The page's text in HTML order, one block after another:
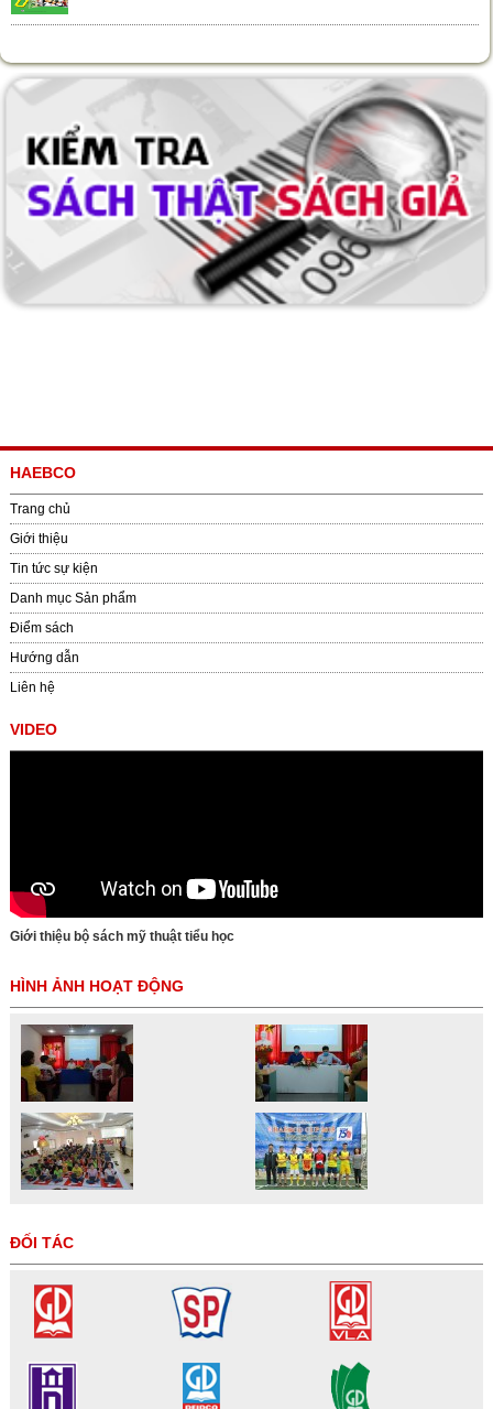
HAEBCO
Trang chủ
Giới thiệu
Tin tức sự kiện
Danh mục Sản phẩm
Điểm sách
Hướng dẫn
Liên hệ
VIDEO
Giới thiệu bộ sách mỹ thuật tiểu học
HÌNH ẢNH HOẠT ĐỘNG
ĐỐI TÁC